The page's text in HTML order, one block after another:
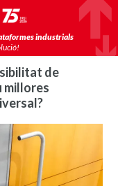
industrials
de
millores